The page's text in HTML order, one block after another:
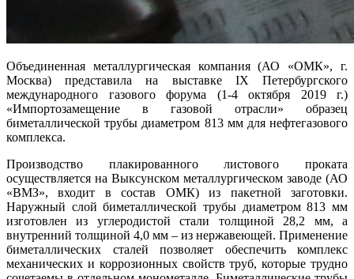
Объединенная металлургическая компания (АО «ОМК», г.
Москва) представила на выставке IX Петербургского
международного газового форума (1-4 октября 2019 г.)
«Импортозамещение в газовой отрасли» образец
биметаллической трубы диаметром 813 мм для нефтегазового
комплекса.
Производство плакированного листового проката
осуществляется на Выксунском металлургическом заводе (АО
«ВМЗ», входит в состав ОМК) из пакетной заготовки.
Наружный слой биметаллической трубы диаметром 813 мм
изготовлен из углеродистой стали толщиной 28,2 мм, а
внутренний толщиной 4,0 мм – из нержавеющей. Применение
биметаллических сталей позволяет обеспечить комплекс
механических и коррозионных свойств труб, которые трудно